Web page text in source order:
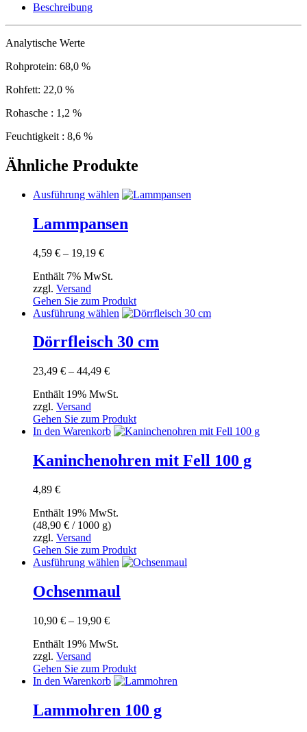
Beschreibung
Analytische Werte
Rohprotein: 68,0 %
Rohfett: 22,0 %
Rohasche : 1,2 %
Feuchtigkeit : 8,6 %
Ähnliche Produkte
Ausführung wählen Dieses
mehrere
auf
der
gewählt
Lammpansen
4,59 € – 19,19 €Preisspanne:
bis
Enthält 7% MwSt.
zzgl. Versand
Gehen Sie zum Produkt
Ausführung wählen Dieses
weist
mehrere
auf
der
gewählt
Dörrfleisch 30 cm
23,49 € – 44,49 €Preisspanne:
bis
Enthält 19% MwSt.
zzgl. Versand
Gehen Sie zum Produkt
In den Warenkorb
Kaninchenohren mit Fell 100 g
4,89 €
Enthält 19% MwSt.
(48,90 € / 1000 g)
zzgl. Versand
Gehen Sie zum Produkt
Ausführung wählen Dieses
auf
der
gewählt
werden
Ochsenmaul
10,90 € – 19,90 €Preisspanne:
bis
Enthält 19% MwSt.
zzgl. Versand
Gehen Sie zum Produkt
In den Warenkorb
Lammohren 100 g